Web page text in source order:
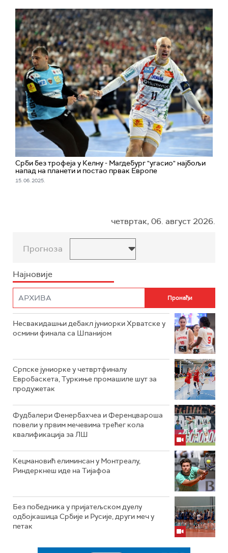
Срби без трофеја у Келну - Магдебург "угасио" најбољи
напад на планети и постао првак Европе
15. 06. 2025.
четвртак, 06. август 2026.
Прогноза
Најновије
Несвакидашњи дебакл јуниорки Хрватске у
осмини финала са Шпанијом
Српске јуниорке у четвртфиналу
Евробаскета, Туркиње промашиле шут за
продужетак
Фудбалери Фенербахчеа и Ференцвароша
повели у првим мечевима трећег кола
квалификација за ЛШ
Кецмановић елиминсан у Монтреалу,
Риндеркнеш иде на Тијафоа
Без победника у пријатељском дуелу
одбојкашица Србије и Русије, други меч у
петак